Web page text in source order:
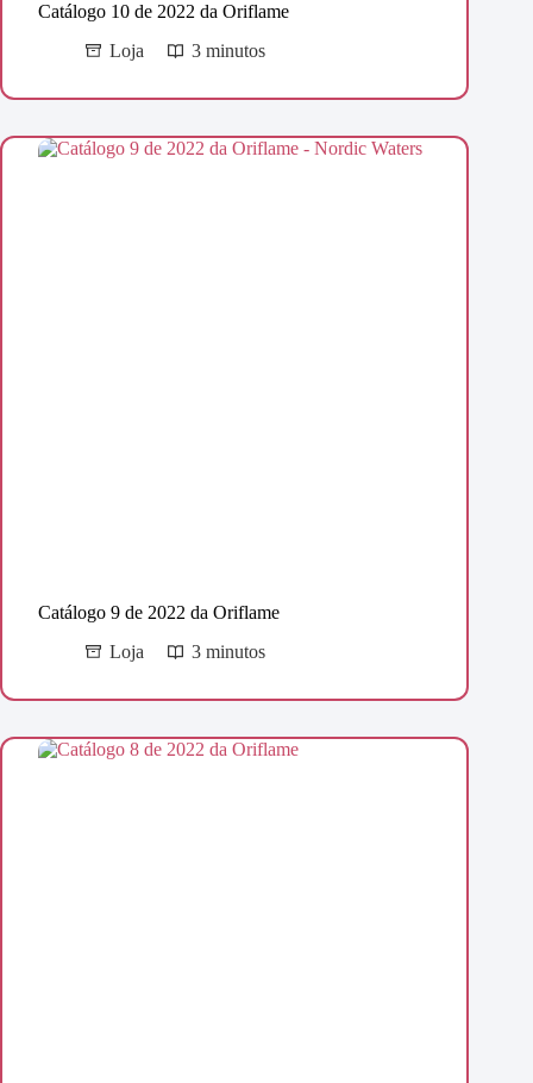
Catálogo 10 de 2022 da Oriflame
Loja
3 minutos
Catálogo 9 de 2022 da Oriflame
Loja
3 minutos